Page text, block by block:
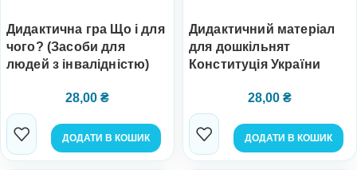
Дидактична гра Що і для
чого? (Засоби для
людей з інвалідністю)
28,00 ₴
ДОДАТИ В КОШИК
Дидактичний матеріал
для дошкільнят
Конституція України
28,00 ₴
ДОДАТИ В КОШИК